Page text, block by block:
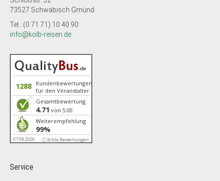
73527 Schwäbisch Gmünd
Tel.: (0 71 71) 10 40 90
info@kolb-reisen.de
1288
Kundenbewertungen
für den Veranstalter
Gesamtbewertung
4.71 von 5.00
Weiterempfehlung
99%
07.08.2026 ⓘ Echte Bewertungen
Service